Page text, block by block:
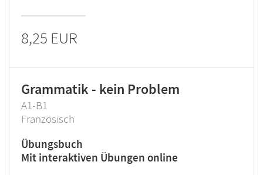
8,25 EUR
Grammatik - kein Problem
A1-B1
Französisch
Übungsbuch
Mit interaktiven Übungen online